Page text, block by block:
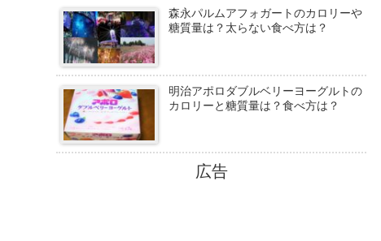
森永パルムアフォガートのカロリーや
糖質量は？太らない食べ方は？
明治アポロダブルベリーヨーグルトの
カロリーと糖質量は？食べ方は？
広告